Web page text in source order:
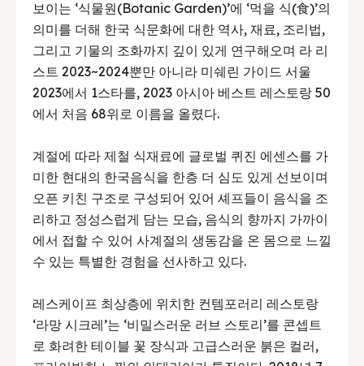
보이는 ‘식물원(Botanic Garden)’에 ‘먹을 식(食)’의
의미를 더해 한국 식문화에 대한 역사, 재료, 조리법,
그리고 기물의 조화까지 깊이 있게 연구해오며 라 리
스트 2023~2024뿐만 아니라 미쉐린 가이드 서울
2023에서 1스타를, 2023 아시아 베스트 레스토랑 50
에서 처음 68위로 이름을 올렸다.
계절에 따라 제철 식재료에 글로벌 퀴진 에센스를 가
미한 현대의 한국음식을 한층 더 심도 있게 선보이며
오픈 키친 구조로 구성되어 있어 셰프들이 음식을 조
리하고 정성스럽게 담는 모습, 음식의 향까지 가까이
에서 접할 수 있어 사계절의 생동감을 온 몸으로 느낄
수 있는 특별한 경험을 선사하고 있다.
레스케이프 최상층에 위치한 컨템포러리 레스토랑
‘라망 시크레’는 ‘비밀스러운 러브 스토리’를 콘셉트
로 화려한 테이블 꽃 장식과 고급스러운 붉은 컬러,